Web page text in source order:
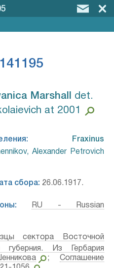
Marshall⁣
det.
at 2001
Fraxinus
Alexander Petrovich
сбора: 26.06.1917.
RU - Russian
сектора Восточной
губерния. Из Гербария
; Соглашение